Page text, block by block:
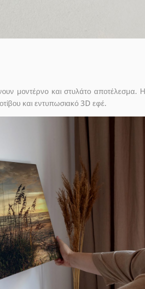
μοντέρνο και στυλάτο αποτέλεσμα.
και εντυπωσιακό 3D εφέ.